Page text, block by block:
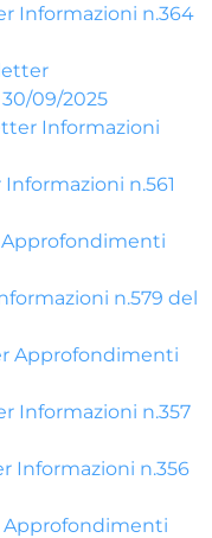
Informazioni n.364
09/2025
Informazioni
n.561
n.579 del
Approfondimenti
Informazioni n.357
Informazioni n.356